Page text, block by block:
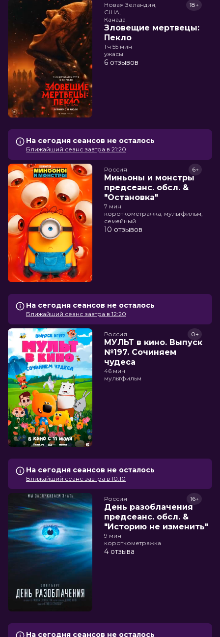
Новая Зеландия,
США,
Канада
Зловещие мертвецы:
Пекло
18+
1 ч 55 мин
ужасы
6 отзывов
На сегодня сеансов не осталось
Ближайший сеанс завтра в 21:20
Россия
Миньоны и монстры
предсеанс. обсл. &
"Остановка"
6+
7 мин
короткометражка, мультфильм,
семейный
10 отзывов
На сегодня сеансов не осталось
Ближайший сеанс завтра в 12:20
Россия
МУЛЬТ в кино. Выпуск
№197. Сочиняем
чудеса
0+
46 мин
мультфильм
На сегодня сеансов не осталось
Ближайший сеанс завтра в 10:10
Россия
День разоблачения
предсеанс. обсл. &
"Историю не изменить"
16+
9 мин
короткометражка
4 отзыва
На сегодня сеансов не осталось